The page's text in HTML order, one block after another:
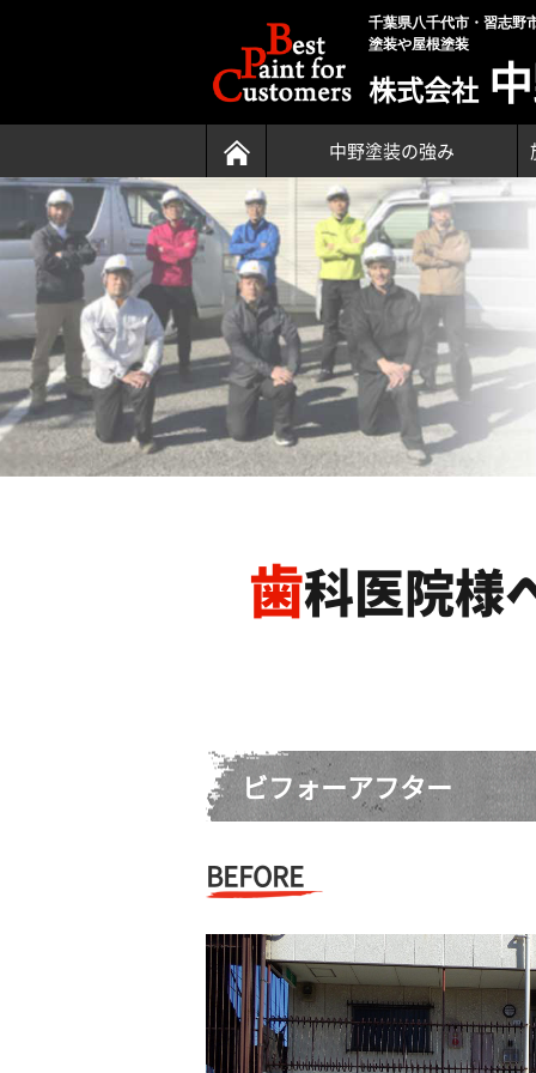
千葉県八千代市・習志野
塗装や屋根塗装
株式会社
中野塗装の強み
歯科医院様
ビフォーアフター
BEFORE